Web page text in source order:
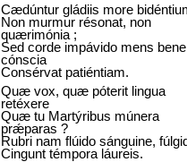
Cædúntur gládiis more
Non murmur résonat, non
quærimónia ;
Sed corde impávido mens bene
cónscia
Consérvat patiéntiam.
Quæ vox, quæ póterit lingua
retéxere
Quæ tu Martýribus múnera
prǽparas ?
Rubri nam flúido sánguine,
Cingunt témpora láureis.